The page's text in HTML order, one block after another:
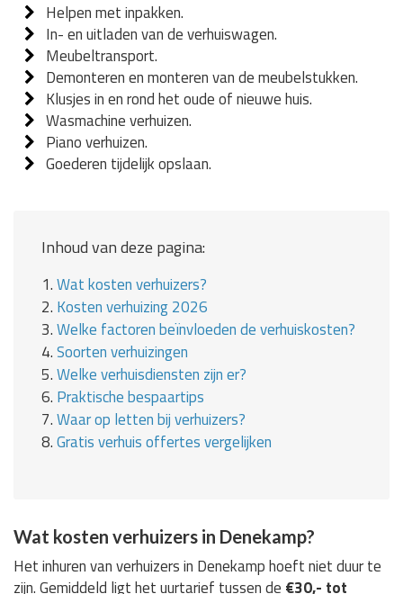
Helpen met inpakken.
In- en uitladen van de verhuiswagen.
Meubeltransport.
Demonteren en monteren van de meubelstukken.
Klusjes in en rond het oude of nieuwe huis.
Wasmachine verhuizen.
Piano verhuizen.
Goederen tijdelijk opslaan.
Inhoud van deze pagina:
1.Wat kosten verhuizers?
2. Kosten verhuizing 2026
3.Welke factoren beïnvloeden de verhuiskosten?
4.Soorten verhuizingen
5.Welke verhuisdiensten zijn er?
6. Praktische bespaartips
7.Waar op letten bij verhuizers?
8.Gratis verhuis offertes vergelijken
Wat kosten verhuizers in Denekamp?
Het inhuren van verhuizers in Denekamp hoeft niet duur te
zijn. Gemiddeld ligt het uurtarief tussen de €30,- tot